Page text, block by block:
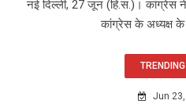
नई दिल्ली, 27 जून (हि.स.)। कांग्रेस
कांग्रेस के अध्यक्ष के
Jun